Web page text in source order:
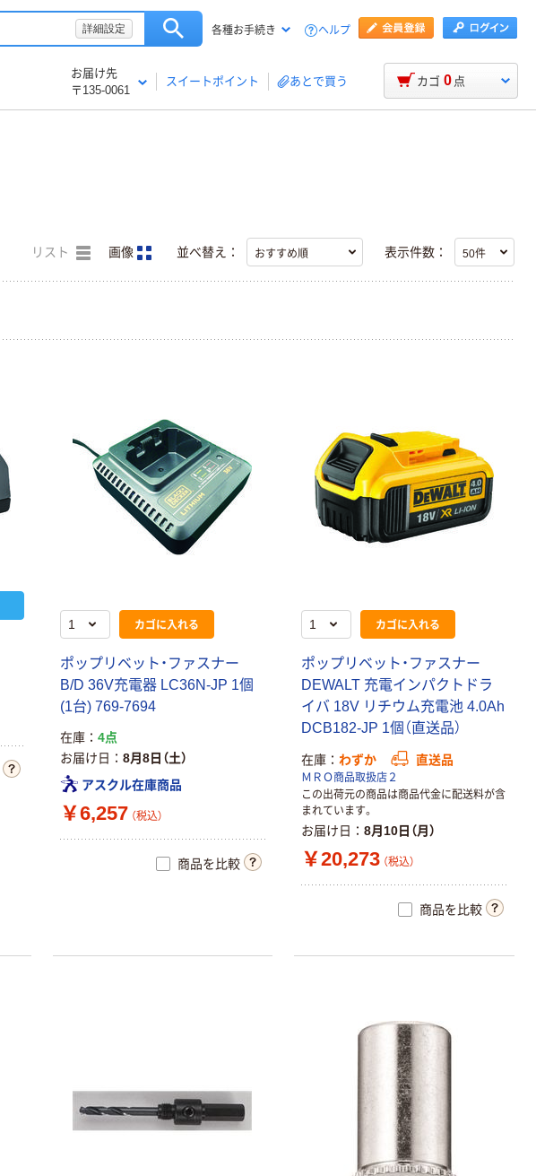
詳細設定 各種お手続き ヘルプ
お届け先
〒135-0061
スイートポイント あとで買う カゴ 0 点
リスト 画像 並べ替え： 表示件数：
カゴに入れる
ポ ッ プリ ベ ッ ト ・ フ ァ スナー
B/D 36V充電器 LC36N-JP 1個
(1台) 769-7694
在庫
4点
お届け日
8月8日（土）
アスクル在庫商品
￥6,257 （税込）
商品を比較
カゴに入れる
ポ ッ プリ ベ ッ ト ・ フ ァ スナー
DEWA LT 充電イ ンパク ト ド ラ
イバ 18V リ チウム充電池 4.0Ah
DCB182-JP 1個 （直送品）
在庫 わずか 直送品
ＭＲＯ商品取扱店２
この出荷元の商品は商品代金に配送料が含
まれています。
お届け日 8月10日（月）
￥20,273 （税込）
商品を比較